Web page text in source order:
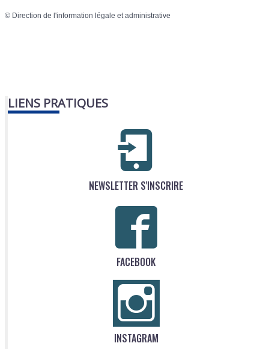
© Direction de l'information légale et administrative
LIENS PRATIQUES
NEWSLETTER S'INSCRIRE
FACEBOOK
INSTAGRAM